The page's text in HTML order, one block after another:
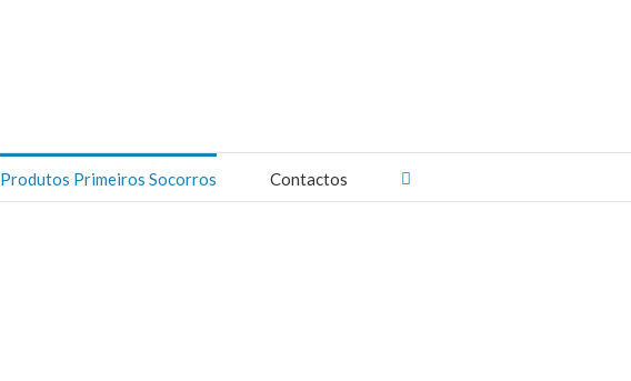
Produtos Primeiros Socorros Contactos